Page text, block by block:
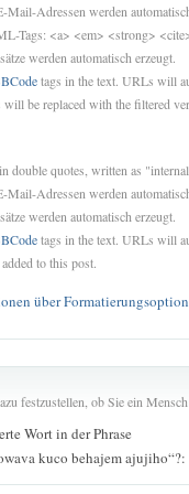
Mail-Adressen werden
Tags: <a> <em> <strong>
werden automatisch erzeugt.
tags in the text. URLs will
be replaced with the filtered
double quotes, written as
Mail-Adressen werden
werden automatisch erzeugt.
tags in the text. URLs will
to this post.
über
festzustellen, ob Sie ein
Wort in der Phrase
kuco behajem ajujiho“?: